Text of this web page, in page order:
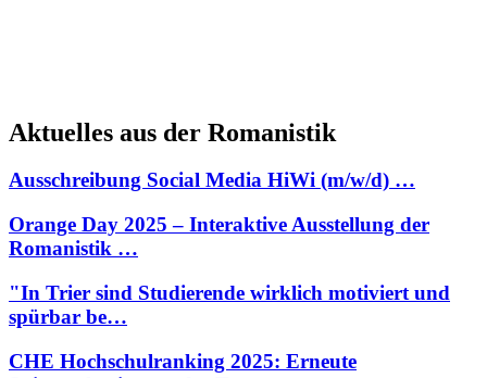
Aktuelles aus der Romanistik
Ausschreibung Social Media HiWi (m/w/d) …
Orange Day 2025 – Interaktive Ausstellung der
Romanistik …
"In Trier sind Studierende wirklich motiviert und
spürbar be…
CHE Hochschulranking 2025: Erneute